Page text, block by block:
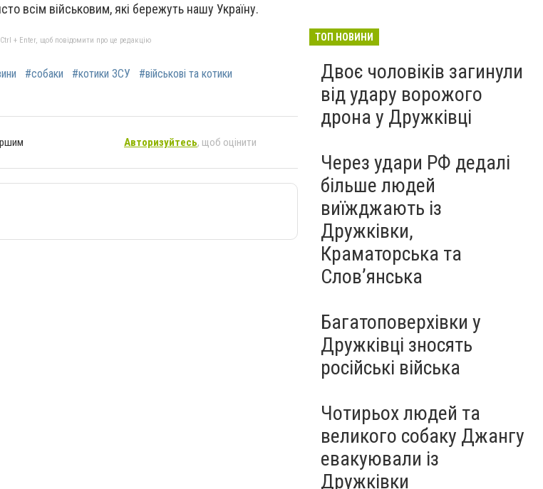
всім військовим, які бережуть нашу Україну.
+ Enter, щоб повідомити про це редакцію
#собаки #котики ЗСУ
#військові та котики
Авторизуйтесь, щоб оцінити
ТОП НОВИНИ
Двоє чоловіків загинули
від удару ворожого
дрона у Дружківці
Через удари РФ дедалі
більше людей
виїжджають із
Дружківки,
Краматорська та
Слов’янська
Багатоповерхівки у
Дружківці зносять
російські війська
Чотирьох людей та
великого собаку Джангу
евакуювали із
Дружківки